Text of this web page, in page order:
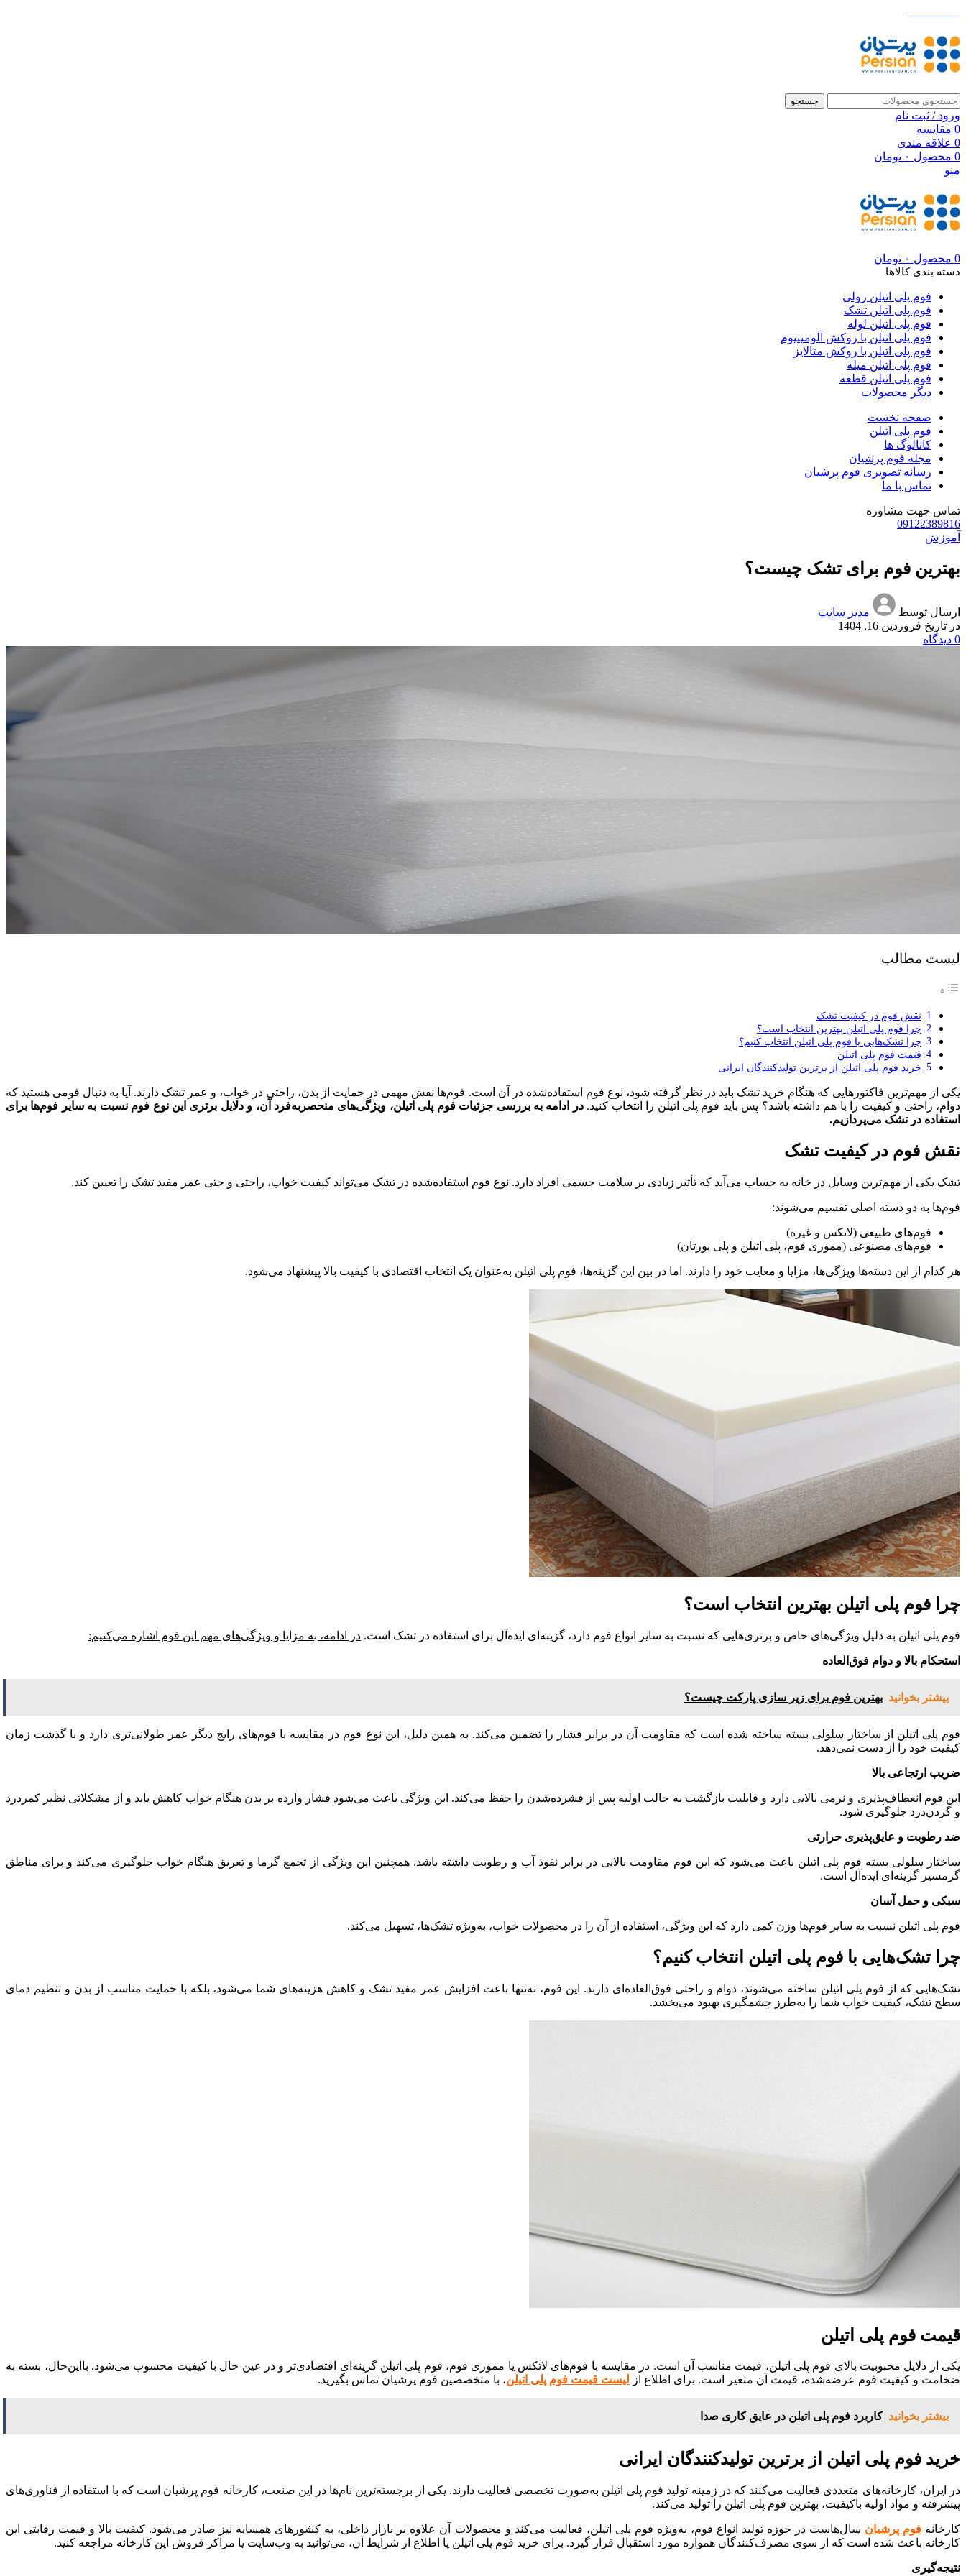
Hacklink panel
Backlink paketleri
Hacklink
Hacklink panel
Hacklink panel
Hacklink panel
Hacklink panel
Hacklink panel
Hacklink panel
Hacklink panel
Hacklink panel
Hacklink panel
Hacklink panel
Hacklink panel
Hacklink satın al
Hacklink panel
Hacklink panel
Hacklink panel
Hacklink panel
Hacklink panel
Hacklink panel
Hacklink panel
Illuminati
Hacklink
Hacklink Panel
Hacklink Panel
Hacklink Panel
Hacklink panel
Masal Oku
Hacklink panel
Hacklink panel
Hacklink
Hacklink
Hacklink
Hacklink panel
Hacklink panel
Hacklink
Buy Hacklink
Hacklink
Hacklink panel
Hacklink panel
Hacklink panel
Hacklink panel
Hacklink panel
Hacklink panel
Hacklink panel
Hacklink panel
Hacklink panel
Hacklink panel
Hacklink panel
Hacklink panel
Hacklink Panel
Hacklink Panel
Hacklink Panel
Hacklink Panel
Hacklink Panel
Hacklink Panel
جستجو
ورود / ثبت نام
0 مقایسه
0 علاقه مندی
0 محصول ۰ تومان
منو
0 محصول ۰ تومان
دسته بندی کالاها
فوم پلی اتیلن رولی
فوم پلی اتیلن تشک
فوم پلی اتیلن لوله
فوم پلی اتیلن با روکش آلومینیوم
فوم پلی اتیلن با روکش متالایز
فوم پلی اتیلن میله
فوم پلی اتیلن قطعه
دیگر محصولات
صفحه نخست
فوم پلی اتیلن
کاتالوگ ها
مجله فوم پرشیان
رسانه تصویری فوم پرشیان
تماس با ما
تماس جهت مشاوره
09122389816
آموزش
بهترین فوم برای تشک چیست؟
ارسال توسط
مدیر سایت
در تاریخ فروردین 16, 1404
0 دیدگاه
لیست مطالب
نقش فوم در کیفیت تشک
چرا فوم پلی اتیلن بهترین انتخاب است؟
چرا تشک‌هایی با فوم پلی اتیلن انتخاب کنیم؟
قیمت فوم پلی اتیلن
خرید فوم پلی اتیلن از برترین تولیدکنندگان ایرانی
یکی از مهم‌ترین فاکتورهایی که هنگام خرید تشک باید در نظر گرفته شود، نوع فوم استفاده‌شده در آن است. فوم‌ها نقش مهمی در حمایت از بدن، راحتی در خواب، و عمر تشک دارند. آیا به دنبال فومی هستید که
دوام، راحتی و کیفیت را با هم داشته باشد؟ پس باید فوم پلی اتیلن را انتخاب کنید.در ادامه به بررسی جزئیات فوم پلی اتیلن، ویژگی‌های منحصربه‌فرد آن، و دلایل برتری این نوع فوم نسبت به سایر فوم‌ها برای
استفاده در تشک می‌پردازیم.
نقش فوم در کیفیت تشک
تشک یکی از مهم‌ترین وسایل در خانه به حساب می‌آید که تأثیر زیادی بر سلامت جسمی افراد دارد. نوع فوم استفاده‌شده در تشک می‌تواند کیفیت خواب، راحتی و حتی عمر مفید تشک را تعیین کند.
فوم‌ها به دو دسته اصلی تقسیم می‌شوند:
فوم‌های طبیعی (لاتکس و غیره)
فوم‌های مصنوعی (مموری فوم، پلی اتیلن و پلی یورتان)
هر کدام از این دسته‌ها ویژگی‌ها، مزایا و معایب خود را دارند. اما در بین این گزینه‌ها، فوم پلی اتیلن به‌عنوان یک انتخاب اقتصادی با کیفیت بالا پیشنهاد می‌شود.
چرا فوم پلی اتیلن بهترین انتخاب است؟
فوم پلی اتیلن به دلیل ویژگی‌های خاص و برتری‌هایی که نسبت به سایر انواع فوم دارد، گزینه‌ای ایده‌آل برای استفاده در تشک است. در ادامه، به مزایا و ویژگی‌های مهم این فوم اشاره می‌کنیم:
استحکام بالا و دوام فوق‌العاده
بیشتر بخوانید بهترین فوم برای زیر سازی پارکت چیست؟
فوم پلی اتیلن از ساختار سلولی بسته ساخته شده است که مقاومت آن در برابر فشار را تضمین می‌کند. به همین دلیل، این نوع فوم در مقایسه با فوم‌های رایج دیگر عمر طولانی‌تری دارد و با گذشت زمان
کیفیت خود را از دست نمی‌دهد.
ضریب ارتجاعی بالا
این فوم انعطاف‌پذیری و نرمی بالایی دارد و قابلیت بازگشت به حالت اولیه پس از فشرده‌شدن را حفظ می‌کند. این ویژگی باعث می‌شود فشار وارده بر بدن هنگام خواب کاهش یابد و از مشکلاتی نظیر کمردرد
و گردن‌درد جلوگیری شود.
ضد رطوبت و عایق‌پذیری حرارتی
ساختار سلولی بسته فوم پلی اتیلن باعث می‌شود که این فوم مقاومت بالایی در برابر نفوذ آب و رطوبت داشته باشد. همچنین این ویژگی از تجمع گرما و تعریق هنگام خواب جلوگیری می‌کند و برای مناطق
گرمسیر گزینه‌ای ایده‌آل است.
سبکی و حمل آسان
فوم پلی اتیلن نسبت به سایر فوم‌ها وزن کمی دارد که این ویژگی، استفاده از آن را در محصولات خواب، به‌ویژه تشک‌ها، تسهیل می‌کند.
چرا تشک‌هایی با فوم پلی اتیلن انتخاب کنیم؟
تشک‌هایی که از فوم پلی اتیلن ساخته می‌شوند، دوام و راحتی فوق‌العاده‌ای دارند. این فوم، نه‌تنها باعث افزایش عمر مفید تشک و کاهش هزینه‌های شما می‌شود، بلکه با حمایت مناسب از بدن و تنظیم دمای
سطح تشک، کیفیت خواب شما را به‌طرز چشمگیری بهبود می‌بخشد.
قیمت فوم پلی اتیلن
یکی از دلایل محبوبیت بالای فوم پلی اتیلن، قیمت مناسب آن است. در مقایسه با فوم‌های لاتکس یا مموری فوم، فوم پلی اتیلن گزینه‌ای اقتصادی‌تر و در عین حال با کیفیت محسوب می‌شود. بااین‌حال، بسته به
ضخامت و کیفیت فوم عرضه‌شده، قیمت آن متغیر است. برای اطلاع از لیست قیمت فوم پلی اتیلن، با متخصصین فوم پرشیان تماس بگیرید.
بیشتر بخوانید کاربرد فوم پلی اتیلن در عایق کاری صدا
خرید فوم پلی اتیلن از برترین تولیدکنندگان ایرانی
در ایران، کارخانه‌های متعددی فعالیت می‌کنند که در زمینه تولید فوم پلی اتیلن به‌صورت تخصصی فعالیت دارند. یکی از برجسته‌ترین نام‌ها در این صنعت، کارخانه فوم پرشیان است که با استفاده از فناوری‌های
پیشرفته و مواد اولیه باکیفیت، بهترین فوم پلی اتیلن را تولید می‌کند.
کارخانهفوم پرشیان سال‌هاست در حوزه تولید انواع فوم، به‌ویژه فوم پلی اتیلن، فعالیت می‌کند و محصولات آن علاوه بر بازار داخلی، به کشورهای همسایه نیز صادر می‌شود. کیفیت بالا و قیمت رقابتی این
کارخانه باعث شده است که از سوی مصرف‌کنندگان همواره مورد استقبال قرار گیرد. برای خرید فوم پلی اتیلن یا اطلاع از شرایط آن، می‌توانید به وب‌سایت یا مراکز فروش این کارخانه مراجعه کنید.
نتیجه‌گیری